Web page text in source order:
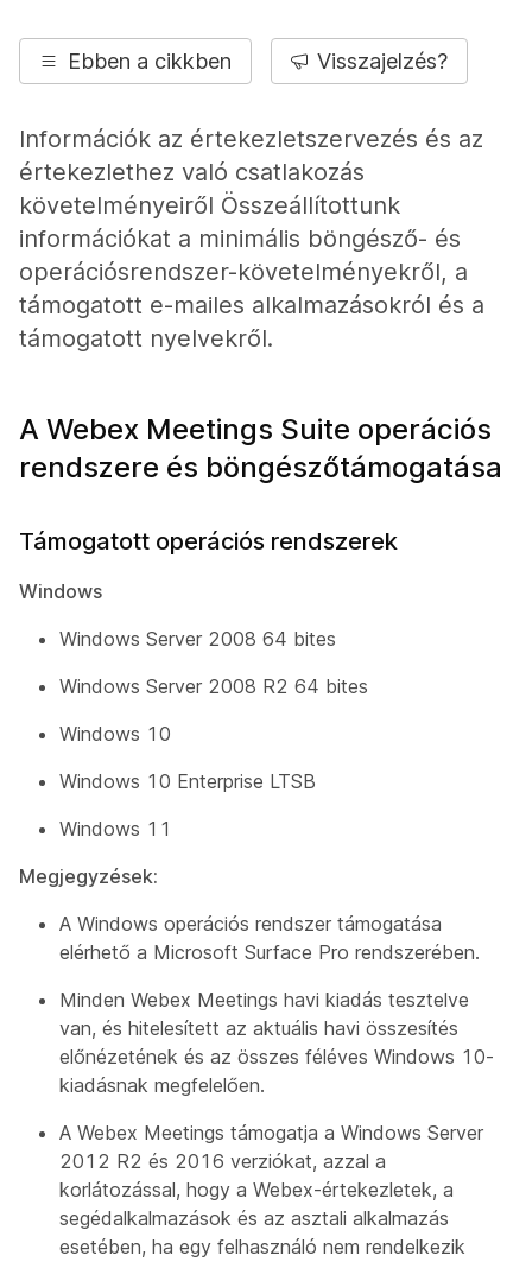
Ebben a cikkben Visszajelzés?
Információk az értekezletszervezés és az
értekezlethez való csatlakozás
követelményeiről Összeállítottunk
információkat a minimális böngésző- és
operációsrendszer-követelményekről, a
támogatott e-mailes alkalmazásokról és a
támogatott nyelvekről.
A Webex Meetings Suite operációs
rendszere és böngészőtámogatása
Támogatott operációs rendszerek
Windows
Windows Server 2008 64 bites
Windows Server 2008 R2 64 bites
Windows 10
Windows 10 Enterprise LTSB
Windows 11
Megjegyzések:
A Windows operációs rendszer támogatása
elérhető a Microsoft Surface Pro rendszerében.
Minden Webex Meetings havi kiadás tesztelve
van, és hitelesített az aktuális havi összesítés
előnézetének és az összes féléves Windows 10-
kiadásnak megfelelően.
A Webex Meetings támogatja a Windows Server
2012 R2 és 2016 verziókat, azzal a
korlátozással, hogy a Webex-értekezletek, a
segédalkalmazások és az asztali alkalmazás
esetében, ha egy felhasználó nem rendelkezik